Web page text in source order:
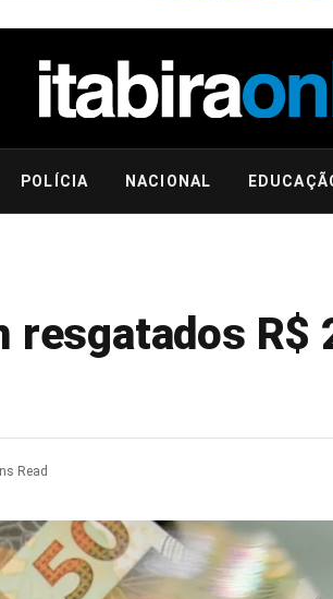
POLÍCIA NACIONAL
resgatados R$
Read